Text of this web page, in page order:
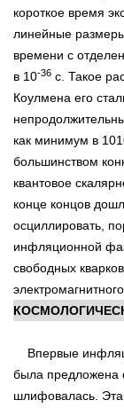
короткое время
линейные
времени с
в 10-36 с. Такое
Коулмена его
как минимум в
большинством
квантовое
конце концов
осциллировать,
инфляционной
свободных
Впервые
была предложена
шлифовалась. Эта